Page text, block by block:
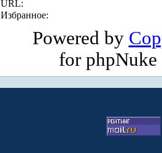
URL:
Избранное:
Powered by
for